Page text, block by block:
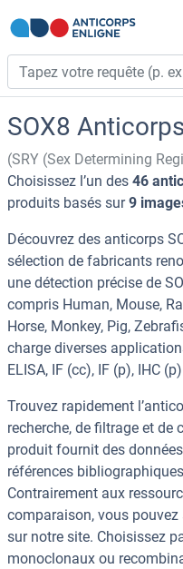
SOX8 Anticorps
(SRY (Sex Determining
Choisissez l’un des 46
produits basés sur9
Découvrez des anticorps
sélection de fabricants
une détection précise de
compris Human, Mouse,
Horse, Monkey, Pig,
charge diverses
ELISA, IF (cc), IF (p), IHC
Trouvez rapidement
recherche, de filtrage et de
produit fournit des
références
Contrairement aux
comparaison, vous
sur notre site. Choisissez
monoclonaux ou